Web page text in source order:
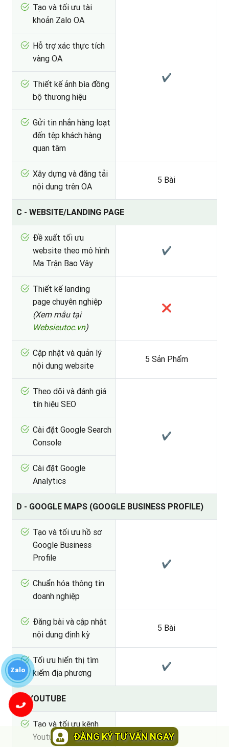
Tạo và tối ưu tài
khoản Zalo OA
✔
Hỗ trợ xác thực tích
vàng OA
Thiết kế ảnh bìa đồng
bộ thương hiệu
Gửi tin nhắn hàng loạt
đến tệp khách hàng
quan tâm
Xây dựng và đăng tải
nội dung trên OA
5 Bài
C - WEBSITE/LANDING PAGE
Đề xuất tối ưu
website theo mô hình
Ma Trận Bao Vây
✔
Thiết kế landing
page chuyên nghiệp
(Xem mẫu tại
Websieutoc.vn)
❌
Cập nhật và quản lý
nội dung website
5 Sản Phẩm
Theo dõi và đánh giá
tín hiệu SEO
✔
Cài đặt Google Search
Console
Cài đặt Google
Analytics
D - GOOGLE MAPS (GOOGLE BUSINESS PROFILE)
Tạo và tối ưu hồ sơ
Google Business
Profile
✔
Chuẩn hóa thông tin
doanh nghiệp
Đăng bài và cập nhật
nội dung định kỳ
5 Bài
Tối ưu hiển thị tìm
kiếm địa phương
✔
E - YOUTUBE
Tạo và tối ưu kênh
Youtube
ĐĂNG KÝ TƯ VẤN NGAY
Zalo